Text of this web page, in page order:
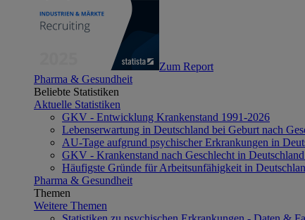
Zum Report
Pharma & Gesundheit
Beliebte Statistiken
Aktuelle Statistiken
GKV - Entwicklung Krankenstand 1991-2026
Lebenserwartung in Deutschland bei Geburt nach
AU-Tage aufgrund psychischer Erkrankungen in
GKV - Krankenstand nach Geschlecht in
Häufigste Gründe für Arbeitsunfähigkeit in
Pharma & Gesundheit
Themen
Weitere Themen